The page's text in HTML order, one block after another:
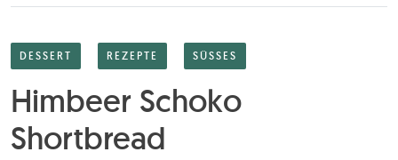
DESSERT REZEPTE SÜSSES
Himbeer Schoko
Shortbread